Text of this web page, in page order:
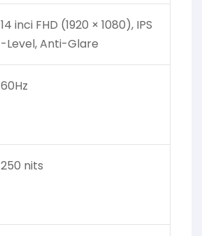
14 inci FHD (1920 × 1080), IPS
-Level, Anti-Glare
60Hz
250 nits